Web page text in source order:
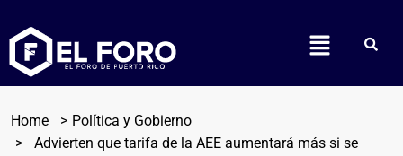
Home
Política y Gobierno
Advierten que tarifa de la AEE aumentará más si se